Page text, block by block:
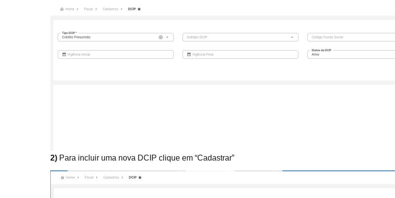
2) Para incluir uma nova DCIP clique em “Cadastrar”